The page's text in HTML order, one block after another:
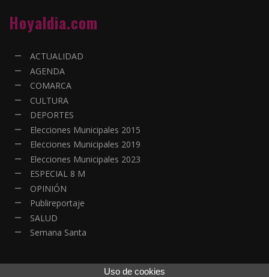
Hoyaldia.com
ACTUALIDAD
AGENDA
COMARCA
CULTURA
DEPORTES
Elecciones Municipales 2015
Elecciones Municipales 2019
Elecciones Municipales 2023
ESPECIAL 8 M
OPINIÓN
Publireportaje
SALUD
Semana Santa
Uso de cookies